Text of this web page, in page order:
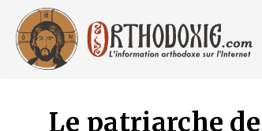
contenu
Le patriarche